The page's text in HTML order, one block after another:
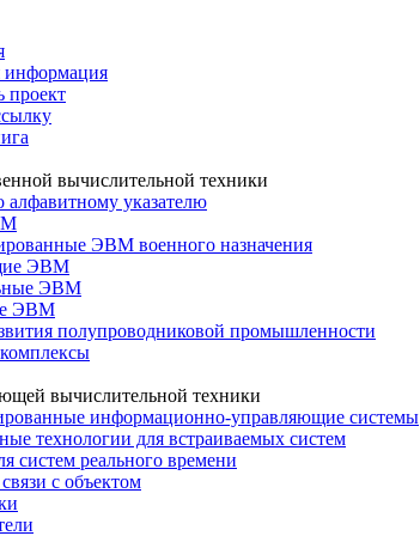
информация
проект
вычислительной техники
указателю
ЭВМ военного назначения
ЭВМ
ЭВМ
ЭВМ
полупроводниковой промышленности
вычислительной техники
информационно-управляющие системы
технологии для встраиваемых систем
систем реального времени
с объектом